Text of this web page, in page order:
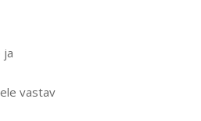
ja
vastav